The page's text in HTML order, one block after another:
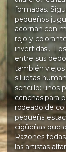
formadas.
pequeños
adornan con
rojo y
invertidas…
entre sus
también viejos
siluetas
sencillo: unos
conchas para
rodeado de
pequeña
cigüeñas que
Razones
las artistas